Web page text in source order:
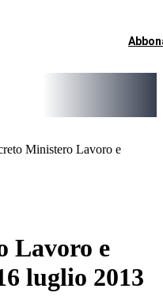
Ministero Lavoro e
Lavoro e
luglio 2013